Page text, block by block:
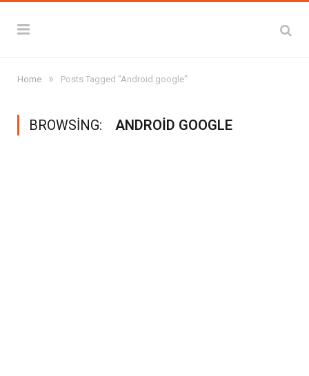
Home » Posts Tagged "Android google"
BROWSING: ANDROID GOOGLE